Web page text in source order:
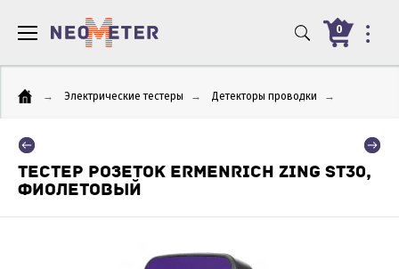
0
→ Электрические тестеры → Детекторы проводки →
ТЕСТЕР РОЗЕТОК ERMENRICH ZING ST30,
ФИОЛЕТОВЫЙ